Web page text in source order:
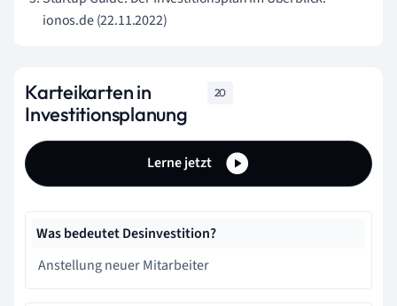
ionos.de (22.11.2022)
Karteikarten in
Investitionsplanung
20
Lerne jetzt
Was bedeutet Desinvestition?
Anstellung neuer Mitarbeiter